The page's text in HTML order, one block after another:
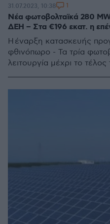
Νέα φωτοβολταϊκά 280
ΔΕΗ – Στα €196 εκατ. η
Η έναρξη κατασκευής
φθινόπωρο - Τα τρία
λειτουργία μέχρι το
31.07.2023, 10:38 1